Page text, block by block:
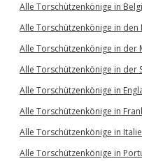
Alle Torschützenkönige in
Alle Torschützenkönige in
Alle Torschützenkönige in der
Alle Torschützenkönige in der
Alle Torschützenkönige in
Alle Torschützenkönige in
Alle Torschützenkönige in
Alle Torschützenkönige in